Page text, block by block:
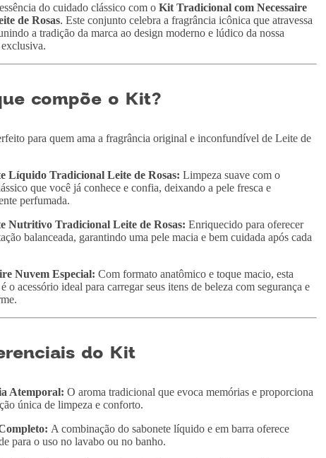
do cuidado clássico com o Kit Tradicional com Necessaire
de Rosas. Este conjunto celebra a fragrância icônica que atravessa
a tradição da marca ao design moderno e lúdico da nossa
exclusiva.
compõe o Kit?
para quem ama a fragrância original e inconfundível de Leite de
Líquido Tradicional Leite de Rosas: Limpeza suave com o
que você já conhece e confia, deixando a pele fresca e
perfumada.
Nutritivo Tradicional Leite de Rosas: Enriquecido para oferecer
balanceada, garantindo uma pele macia e bem cuidada após cada
Nuvem Especial: Com formato anatômico e toque macio, esta
o acessório ideal para carregar seus itens de beleza com segurança e
do Kit
Atemporal: O aroma tradicional que evoca memórias e proporciona
única de limpeza e conforto.
A combinação do sabonete líquido e em barra oferece
para o uso no lavabo ou no banho.